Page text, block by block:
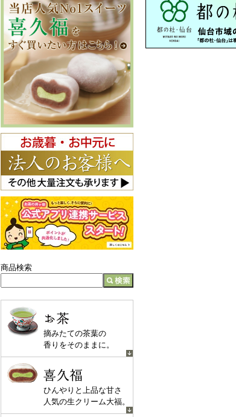
商品検索
お茶
摘みたての茶葉の
香りをそのままに。
喜久福
ひんやりと上品な甘さ
人気の生クリーム大福。